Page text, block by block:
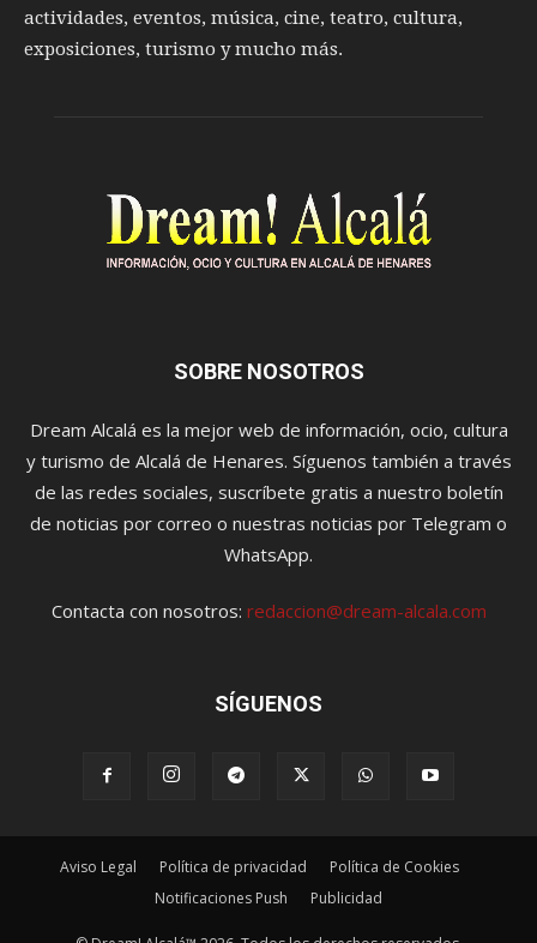
actividades, eventos, música, cine, teatro, cultura,
exposiciones, turismo y mucho más.
SOBRE NOSOTROS
Dream Alcalá es la mejor web de información, ocio, cultura
y turismo de Alcalá de Henares. Síguenos también a través
de las redes sociales, suscríbete gratis a nuestro boletín
de noticias por correo o nuestras noticias por Telegram o
WhatsApp.
Contacta con nosotros: redaccion@dream-alcala.com
SÍGUENOS
Aviso Legal Política de privacidad
Política de Cookies
Notificaciones Push
Publicidad